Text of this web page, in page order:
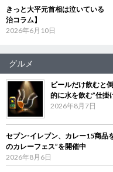
きっと大平元首相は泣いている
治コラム】
2026年6月10日
グルメ
ビールだけ飲むと
的に水を飲む”仕掛
2026年8月7日
セブン‐イレブン、カレー15商
のカレーフェス”を開催中
2026年8月6日